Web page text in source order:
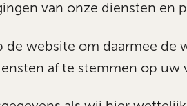
van onze diensten en
de website om daarmee de
af te stemmen op uw